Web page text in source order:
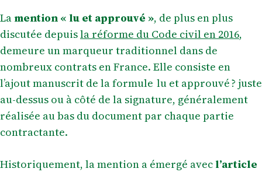
Lamention « lu et approuvé », de plus en plus
discutée depuisla réforme du Code civil en 2016,
demeure un marqueur traditionnel dans de
nombreux contrats en France. Elle consiste en
l’ajout manuscrit de la formule lu et approuvé ? juste
au-dessus ou à côté de la signature, généralement
réalisée au bas du document par chaque partie
contractante.
Historiquement, la mention a émergé avecl’article